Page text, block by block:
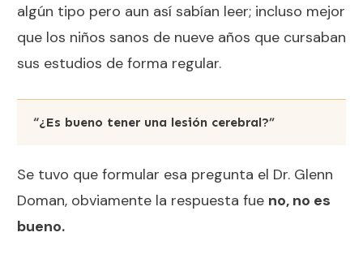
algún tipo pero aun así sabían leer; incluso mejor
que los niños sanos de nueve años que cursaban
sus estudios de forma regular.
“¿Es bueno tener una lesión cerebral?”
Se tuvo que formular esa pregunta el Dr. Glenn
Doman, obviamente la respuesta fue no, no es
bueno.